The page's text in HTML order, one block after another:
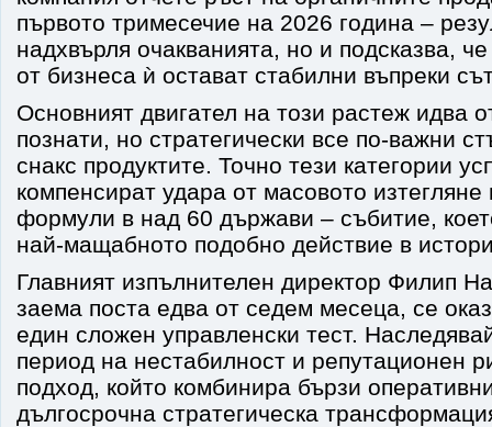
първото тримесечие на 2026 година –
надхвърля очакванията, но и подсказва,
от бизнеса ѝ остават стабилни въпреки
Основният двигател на този растеж идва
познати, но стратегически все по-важни
снакс продуктите. Точно тези категории
компенсират удара от масовото
формули в над 60 държави – събитие,
най-мащабното подобно действие в
Главният изпълнителен директор Филип
заема поста едва от седем месеца, се
един сложен управленски тест.
период на нестабилност и репутационен
подход, който комбинира бързи
дългосрочна стратегическа